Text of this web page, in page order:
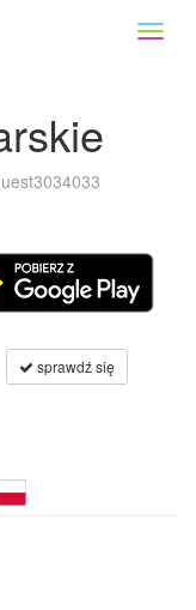
sprawdź się